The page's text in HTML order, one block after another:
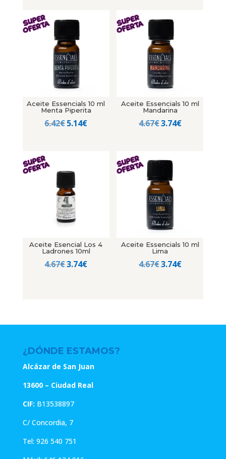
era:
6.42€.
era:
6.42€.
Aceite Essencials 10 ml
Menta Piperita
6.42€El
6.42€.
5.14€El
Aceite Essencials 10 ml
Mandarina
4.67€El
era:
4.67€.
3.74€El
Aceite Esencial Los 4
Ladrones 10ml
4.67€El
3.74€El
Aceite Essencials 10 ml
Lima
4.67€El
3.74€El
¿DÓNDE ESTAMOS?
Alcázar de San Juan
13600 – Ciudad Real
CIF: B13538897
C/ Concordia, 7
Tel: 926 540 751